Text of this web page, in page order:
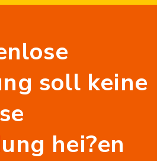
TEST
soll keine
hei?en